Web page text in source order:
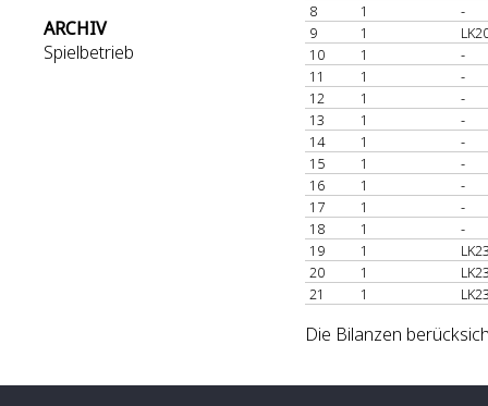
ARCHIV
Spielbetrieb
8
1
-
9
1
10
1
-
11
1
-
12
1
-
13
1
-
14
1
-
15
1
-
16
1
-
17
1
-
18
1
-
19
1
20
1
21
1
Die Bilanzen